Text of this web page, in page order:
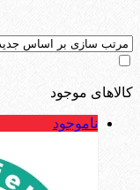
کالاهای موجود
ناموجود